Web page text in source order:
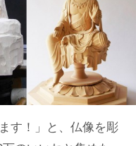
す！」と、仏像を彫